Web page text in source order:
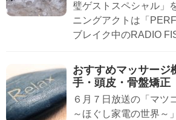
璧ゲストスペシャル」
ニングアクトは「
ブレイク中のRADIO
おすすめマッサー
手・頭皮・骨盤矯正
６月７日放送の「マ
～ほぐし家電の世界～